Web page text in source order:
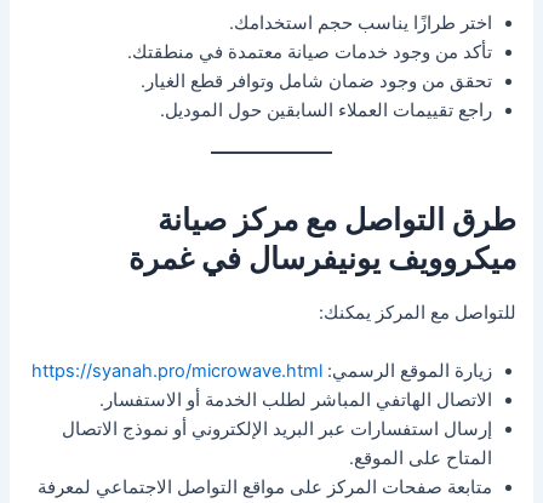
اختر طرازًا يناسب حجم استخدامك.
تأكد من وجود خدمات صيانة معتمدة في منطقتك.
تحقق من وجود ضمان شامل وتوافر قطع الغيار.
راجع تقييمات العملاء السابقين حول الموديل.
طرق التواصل مع مركز صيانة
ميكروويف يونيفرسال في غمرة
للتواصل مع المركز يمكنك:
زيارة الموقع الرسمي:https://syanah.pro/microwave.html
الاتصال الهاتفي المباشر لطلب الخدمة أو الاستفسار.
إرسال استفسارات عبر البريد الإلكتروني أو نموذج الاتصال
المتاح على الموقع.
متابعة صفحات المركز على مواقع التواصل الاجتماعي لمعرفة